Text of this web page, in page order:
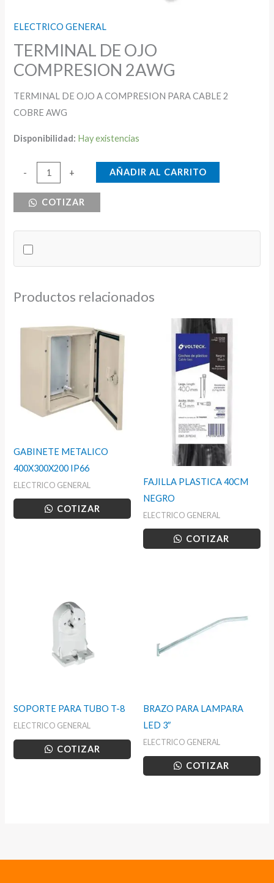
ELECTRICO GENERAL
TERMINAL DE OJO
COMPRESION 2AWG
TERMINAL DE OJO A COMPRESION PARA CABLE 2
COBRE AWG
Disponibilidad: Hay existencias
-
TERMINAL
OJO
cantidad
+ AÑADIR AL CARRITO
COTIZAR
Productos relacionados
GABINETE METALICO
400X300X200 IP66
ELECTRICO GENERAL
COTIZAR
FAJILLA PLASTICA 40CM
NEGRO
ELECTRICO GENERAL
COTIZAR
SOPORTE PARA TUBO T-8
ELECTRICO GENERAL
COTIZAR
BRAZO PARA LAMPARA
LED 3″
ELECTRICO GENERAL
COTIZAR